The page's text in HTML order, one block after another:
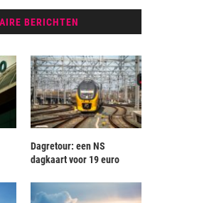
BERICHTEN
Dagretour: een NS
dagkaart voor 19 euro